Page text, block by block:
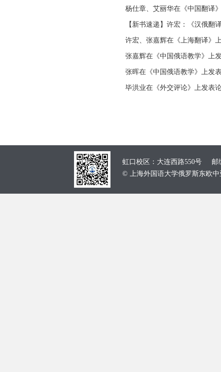
杨仕章、艾丽华在《中国翻译
【新书速递】许宏：《汉俄翻
许宏、张嘉辉在《上海翻译》
张嘉辉在《中国俄语教学》上
张晖在《中国俄语教学》上
毕洪业在《外交评论》上发表
虹口校区：大连西路550号 邮
© 上海外国语大学俄罗斯东欧中